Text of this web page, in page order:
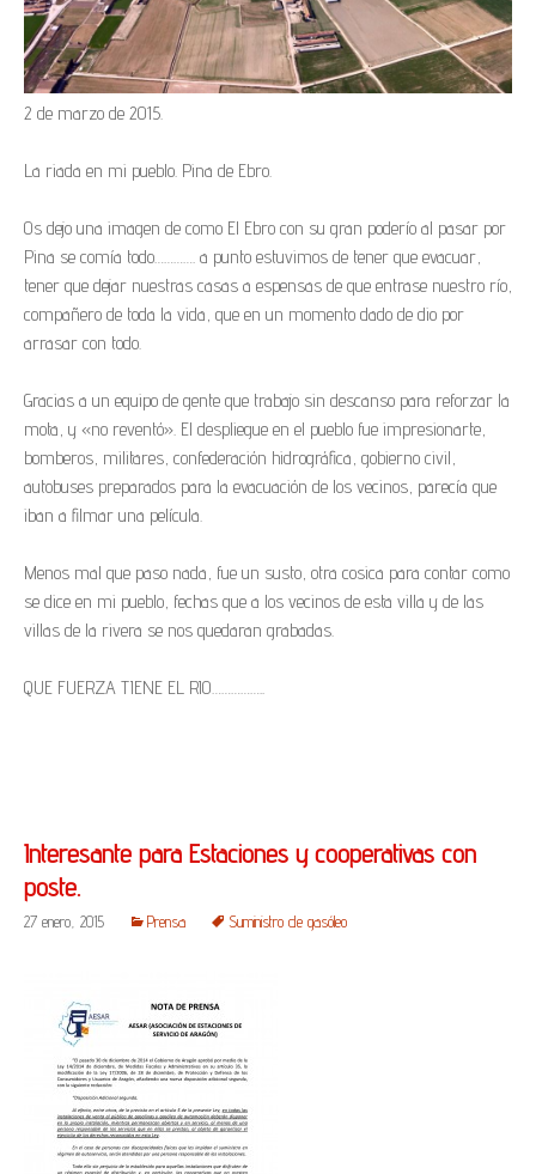
2 de marzo de 2015.
La riada en mi pueblo. Pina de Ebro.
Os dejo una imagen de como El Ebro con su gran poderío al pasar por
Pina se comía todo…………. a punto estuvimos de tener que evacuar,
tener que dejar nuestras casas a espensas de que entrase nuestro río,
compañero de toda la vida, que en un momento dado de dio por
arrasar con todo.
Gracias a un equipo de gente que trabajo sin descanso para reforzar la
mota, y «no reventó». El despliegue en el pueblo fue impresionarte,
bomberos, militares, confederación hidrográfica, gobierno civil,
autobuses preparados para la evacuación de los vecinos, parecía que
iban a filmar una película.
Menos mal que paso nada, fue un susto, otra cosica para contar como
se dice en mi pueblo, fechas que a los vecinos de esta villa y de las
villas de la rivera se nos quedaran grabadas.
QUE FUERZA TIENE EL RIO……………..
Interesante para Estaciones y cooperativas con
poste.
27 enero, 2015 Prensa Suministro de gasóleo